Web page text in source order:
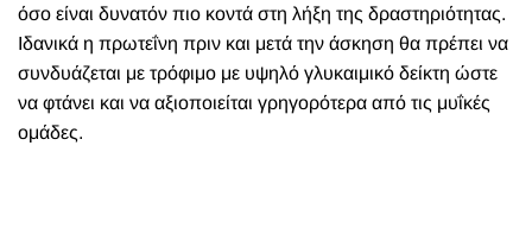
όσο είναι δυνατόν πιο κοντά στη λήξη της δραστηριότητας.
Ιδανικά η πρωτεΐνη πριν και μετά την άσκηση θα πρέπει να
συνδυάζεται με τρόφιμο με υψηλό γλυκαιμικό δείκτη ώστε
να φτάνει και να αξιοποιείται γρηγορότερα από τις μυΐκές
ομάδες.